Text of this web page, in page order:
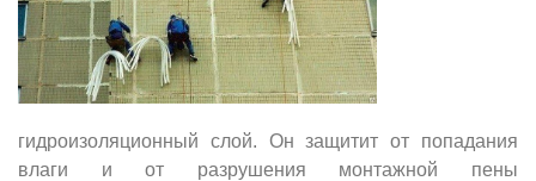
гидроизоляционный слой. Он защитит от попадания
влаги и от разрушения монтажной пены